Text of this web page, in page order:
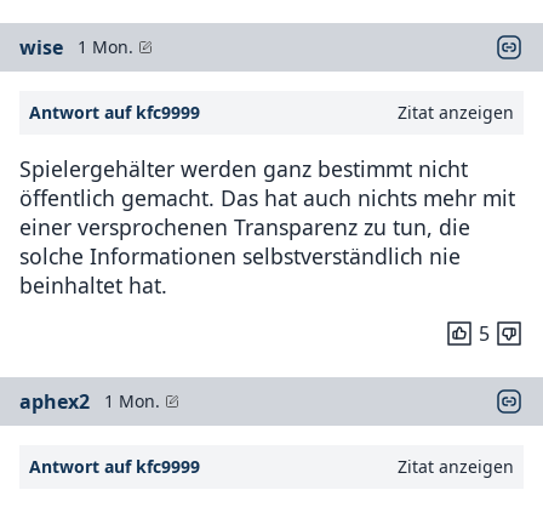
wise 1 Mon.
Antwort auf kfc9999 Zitat anzeigen
Spielergehälter werden ganz bestimmt nicht
öffentlich gemacht. Das hat auch nichts mehr mit
einer versprochenen Transparenz zu tun, die
solche Informationen selbstverständlich nie
beinhaltet hat.
5
aphex2 1 Mon.
Antwort auf kfc9999 Zitat anzeigen